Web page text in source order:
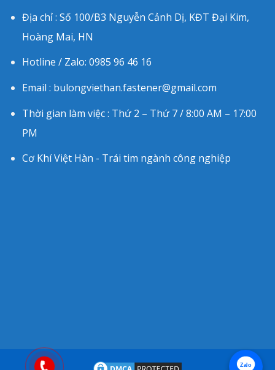
Địa chỉ : Số 100/B3 Nguyễn Cảnh Dị, KĐT Đại Kim,
Hoàng Mai, HN
Hotline / Zalo: 0985 96 46 16
Email : bulongviethan.fastener@gmail.com
Thời gian làm việc : Thứ 2 – Thứ 7 / 8:00 AM – 17:00
PM
Cơ Khí Việt Hàn - Trái tim ngành công nghiệp
Zalo